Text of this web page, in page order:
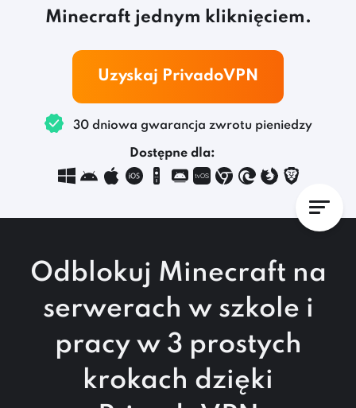
Minecraft jednym kliknięciem.
Uzyskaj PrivadoVPN
30 dniowa gwarancja zwrotu pieniedzy
Dostępne dla:
Odblokuj Minecraft na
serwerach w szkole i
pracy w 3 prostych
krokach dzięki